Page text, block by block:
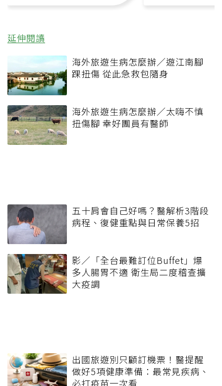
延伸閱讀
海外旅遊生病怎麼辦／遊江南腳
踝扭傷 從此急救包隨身
海外旅遊生病怎麼辦／太嗨不慎
扭傷腳 幸好團員有醫師
五十肩會自己好嗎？醫解析3階段
病程、復健重點與日常保養5招
影／「全台最難訂位Buffet」爆
多人腸胃不適 衛生局二度稽查擴
大疫調
出國旅遊別只顧訂機票！醫提醒
做好5項健康準備：最常見疾病、
必打疫苗一次看